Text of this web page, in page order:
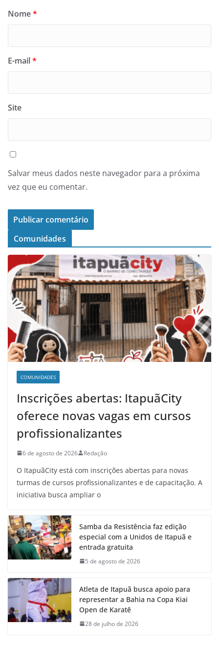
Nome*
E-mail*
Site
Salvar meus dados neste navegador para a próxima
vez que eu comentar.
Comunidades
COMUNIDADES
Inscrições abertas: ItapuãCity
oferece novas vagas em cursos
profissionalizantes
6 de agosto de 2026 Redação
O ItapuãCity está com inscrições abertas para novas
turmas de cursos profissionalizantes e de capacitação. A
iniciativa busca ampliar o
Samba da Resistência faz edição
especial com a Unidos de Itapuã e
entrada gratuita
5 de agosto de 2026
Atleta de Itapuã busca apoio para
representar a Bahia na Copa Kiai
Open de Karatê
28 de julho de 2026